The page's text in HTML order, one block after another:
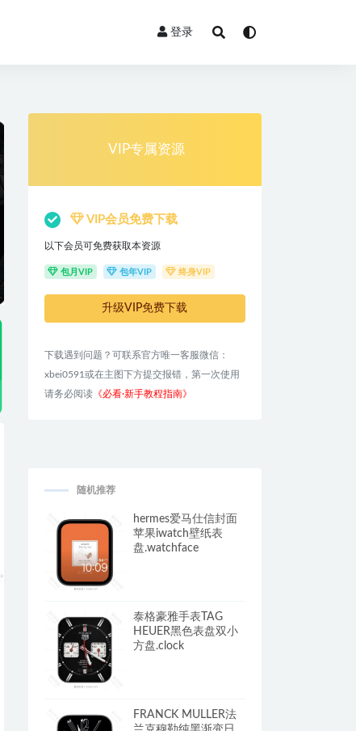
登录
VIP专属资源
VIP会员免费下载
以下会员可免费获取本资源
包月VIP 包年VIP 终身VIP
升级VIP免费下载
下载遇到问题？可联系官方唯一客服微信：
xbei0591或在主图下方提交报错，第一次使用
请务必阅读《必看·新手教程指南》
随机推荐
hermes爱马仕信封面
苹果iwatch壁纸表
盘.watchface
泰格豪雅手表TAG
HEUER黑色表盘双小
方盘.clock
FRANCK MULLER法